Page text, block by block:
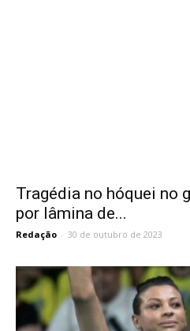
Tragédia no hóquei no
por lâmina de...
Redação - 30 de outubro de 2023